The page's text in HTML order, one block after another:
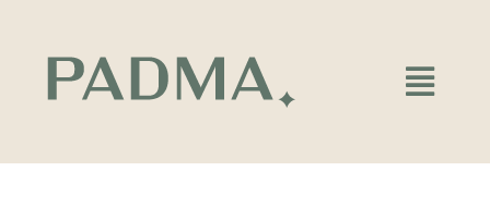
contenido
Main
Menu